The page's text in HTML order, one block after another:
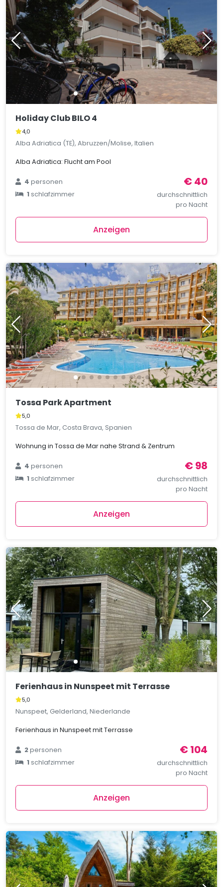
Holiday Club BILO 4
4,0
Alba Adriatica (TE), Abruzzen/Molise, Italien
Alba Adriatica: Flucht am Pool
4personen
1schlafzimmer
€ 40
durchschnittlich
pro Nacht
Anzeigen
Tossa Park Apartment
5,0
Tossa de Mar, Costa Brava, Spanien
Wohnung in Tossa de Mar nahe Strand & Zentrum
4personen
1schlafzimmer
€ 98
durchschnittlich
pro Nacht
Anzeigen
Ferienhaus in Nunspeet mit Terrasse
5,0
Nunspeet, Gelderland, Niederlande
Ferienhaus in Nunspeet mit Terrasse
2personen
1schlafzimmer
€ 104
durchschnittlich
pro Nacht
Anzeigen